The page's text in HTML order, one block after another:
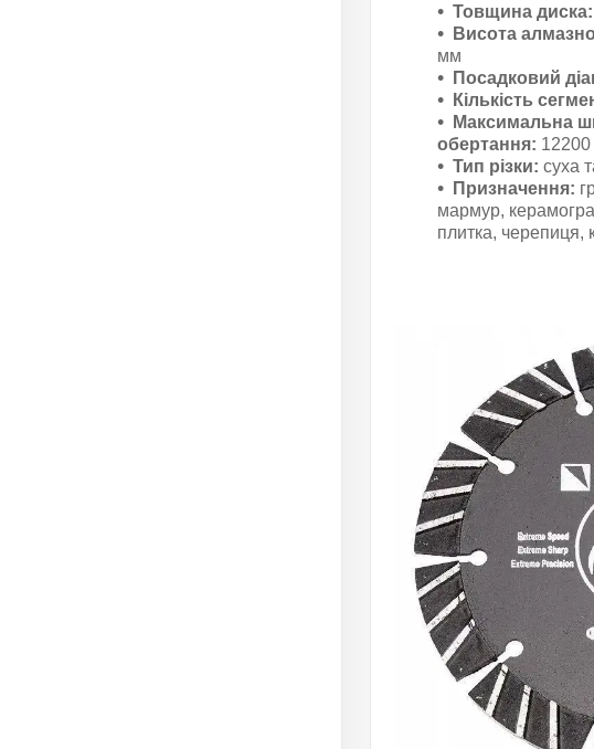
Товщина диска:
Висота
мм
Посадковий
Кількість
Максимальна
обертання: 12200
Тип різки: суха
Призначення:
мармур,
плитка, черепиця,